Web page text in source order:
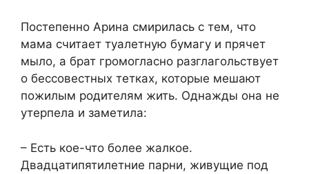
Постепенно Арина смирилась с тем, что
мама считает туалетную бумагу и прячет
мыло, а брат громогласно разглагольствует
о бессовестных тетках, которые мешают
пожилым родителям жить. Однажды она не
утерпела и заметила:
– Есть кое-что более жалкое.
Двадцатипятилетние парни, живущие под